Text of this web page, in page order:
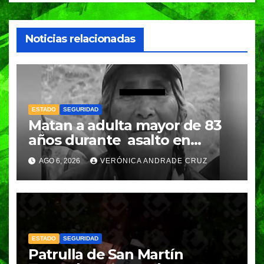
Noticias relacionadas
ESTADO SEGURIDAD
Matan a adulta mayor de 83
años durante asalto en
Amozoc
AGO 6, 2026 VERÓNICA ANDRADE CRUZ
ESTADO SEGURIDAD
Patrulla de San Martín